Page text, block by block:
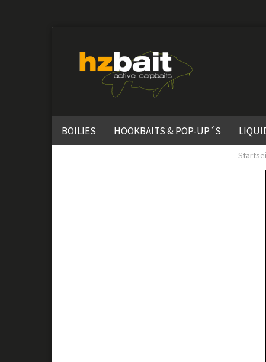
BOILIES HOOKBAITS & POP-UP´S